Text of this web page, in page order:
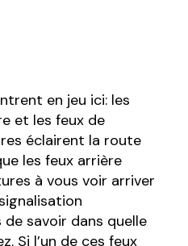
en jeu ici: les
et les feux de
éclairent la route
les feux arrière
à vous voir arriver
savoir dans quelle
Si l’un de ces feux